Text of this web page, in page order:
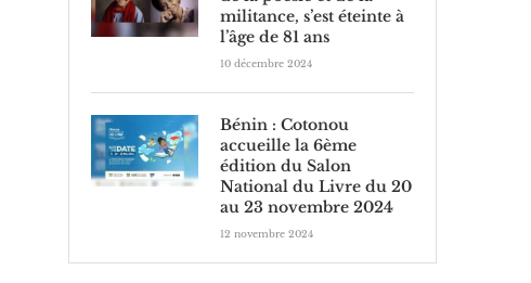
militance, s’est éteinte à
l’âge de 81 ans
10 décembre 2024
Bénin : Cotonou
accueille la 6ème
édition du Salon
National du Livre du 20
au 23 novembre 2024
12 novembre 2024